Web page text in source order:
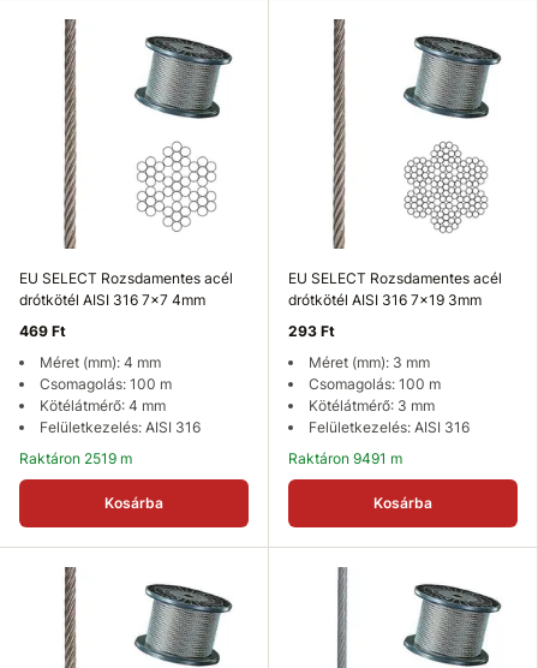
EU SELECT Rozsdamentes acél
drótkötél AISI 316 7x7 4mm
469 Ft
Méret (mm): 4 mm
Csomagolás: 100 m
Kötélátmérő: 4 mm
Felületkezelés: AISI 316
Raktáron 2519 m
Kosárba
EU SELECT Rozsdamentes acél
drótkötél AISI 316 7x19 3mm
293 Ft
Méret (mm): 3 mm
Csomagolás: 100 m
Kötélátmérő: 3 mm
Felületkezelés: AISI 316
Raktáron 9491 m
Kosárba